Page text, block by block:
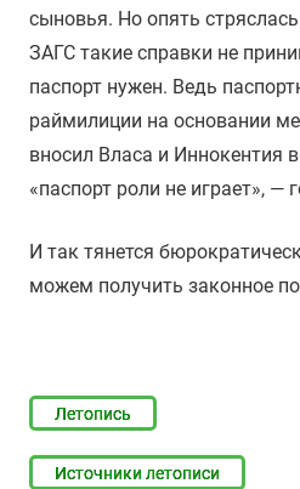
сыновья. Но опять
ЗАГС такие справки не
паспорт нужен. Ведь
раймилиции на основании
вносил Власа и Иннокентия
«паспорт роли не играет», —
И так тянется
можем получить законное
Летопись
Источники летописи